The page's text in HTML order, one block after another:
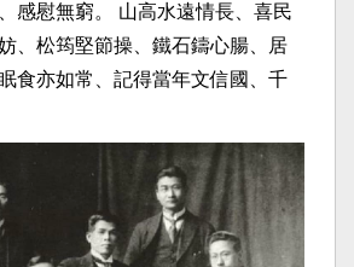
感慰無窮。 山高水遠情長、喜民
、松筠堅節操、鐵石鑄心腸、居
食亦如常、記得當年文信國、千